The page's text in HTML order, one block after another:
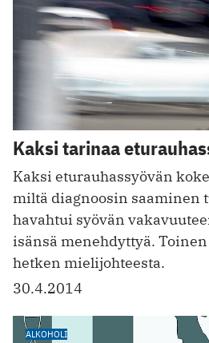
Kaksi tarinaa
Kaksi eturauhassyövän
miltä diagnoosin saaminen
havahtui syövän
isänsä menehdyttyä.
hetken mielijohteesta.
30.4.2014
ALKOHOLI